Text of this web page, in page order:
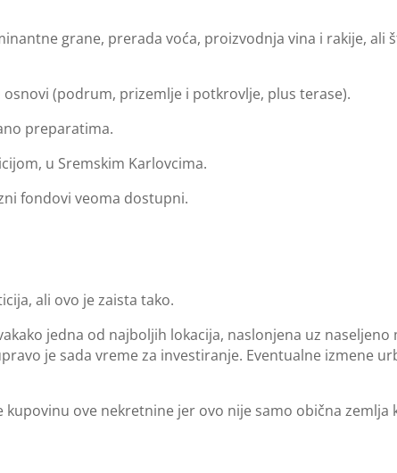
grane, prerada voća, proizvodnja vina i rakije, ali
(podrum, prizemlje i potkrovlje, plus terase).
preparatima.
u Sremskim Karlovcima.
fondovi veoma dostupni.
ali ovo je zaista tako.
jedna od najboljih lokacija, naslonjena uz naseljeno
je sada vreme za investiranje. Eventualne izmene
ove nekretnine jer ovo nije samo obična zemlja